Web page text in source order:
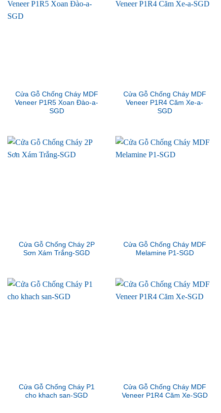
Cửa Gỗ Chống Cháy MDF
Veneer P1R5 Xoan Đào-a-
SGD
Cửa Gỗ Chống Cháy MDF
Veneer P1R4 Căm Xe-a-
SGD
Cửa Gỗ Chống Cháy 2P
Sơn Xám Trắng-SGD
Cửa Gỗ Chống Cháy MDF
Melamine P1-SGD
Cửa Gỗ Chống Cháy P1
cho khach san-SGD
Cửa Gỗ Chống Cháy MDF
Veneer P1R4 Căm Xe-SGD